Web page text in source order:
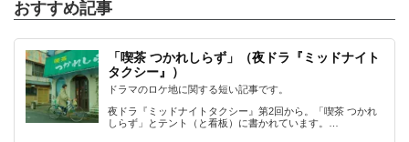
おすすめ記事
「喫茶 つかれしらず」（夜ドラ『ミッドナイト
タクシー』）
ドラマのロケ地に関する短い記事です。
夜ドラ『ミッドナイトタクシー』第2回から。「喫茶 つかれ
しらず」とテント（と看板）に書かれています。…